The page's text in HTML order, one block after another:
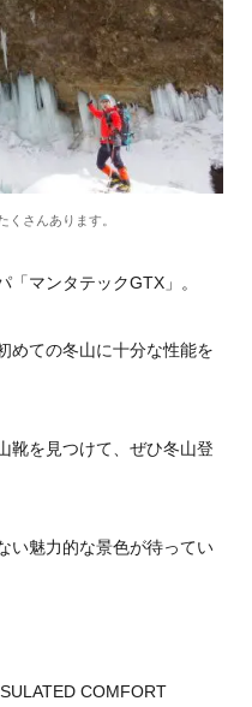
くさんあります。
マンタテックGTX」。
めての冬山に十分な性能を
靴を見つけて、ぜひ冬山登
い魅力的な景色が待ってい
COMFORT